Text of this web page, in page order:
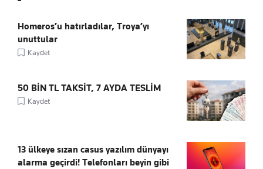
Homeros’u hatırladılar, Troya’yı
unuttular
Kaydet
50 BİN TL TAKSİT, 7 AYDA TESLİM
Kaydet
13 ülkeye sızan casus yazılım dünyayı
alarma geçirdi! Telefonları beyin gibi